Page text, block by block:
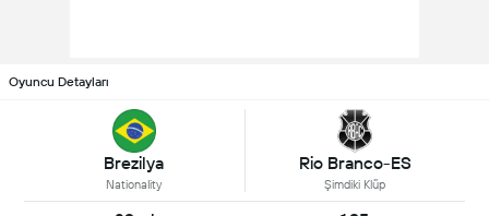
Oyuncu Detayları
Brezilya
Nationality
Rio Branco-ES
Şimdiki Klüp